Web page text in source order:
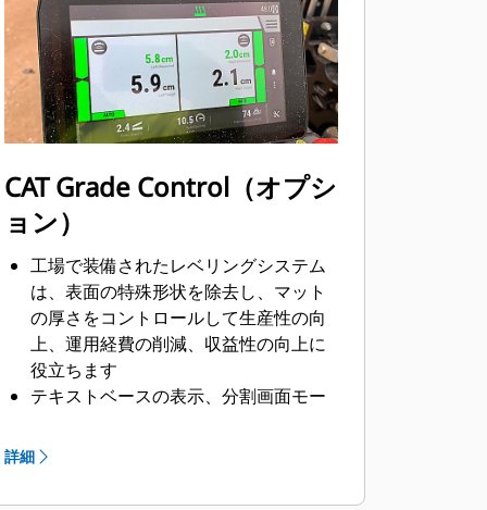
トレーリングエッジスクリードプレー
トアジャスタは、舗装品質を向上さ
せ、スクリードプレートの寿命を延ば
すために、スクリードの幅全体にわた
って均一な平面を維持するのに役立ち
ます。
CAT Grade Control（オプシ
ョン）
工場で装備されたレベリングシステム
は、表面の特殊形状を除去し、マット
の厚さをコントロールして生産性の向
上、運用経費の削減、収益性の向上に
役立ちます
テキストベースの表示、分割画面モー
使いやすいシステムです。
ン、各ソニックセンサの5つのトランス
詳細